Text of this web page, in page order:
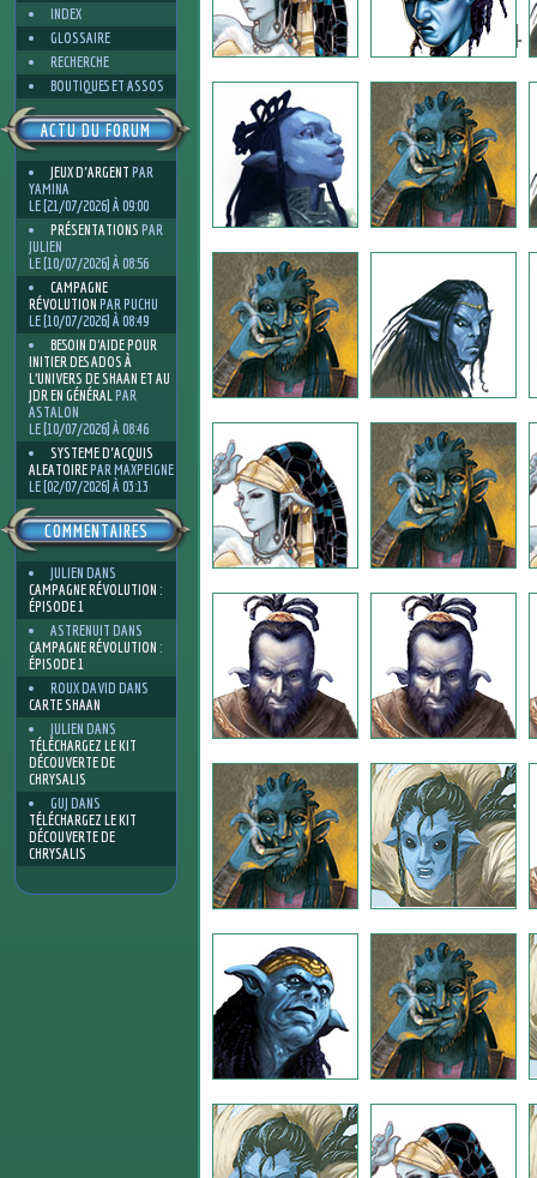
INDEX
GLOSSAIRE
RECHERCHE
BOUTIQUES ET ASSOS
ACTU DU FORUM
JEUX D'ARGENT PAR
YAMINA
LE [21/07/2026] À 09:00
PRÉSENTATIONS PAR
JULIEN
LE [10/07/2026] À 08:56
CAMPAGNE
RÉVOLUTION PAR PUCHU
LE [10/07/2026] À 08:49
BESOIN D’AIDE POUR
INITIER DES ADOS À
L’UNIVERS DE SHAAN ET AU
JDR EN GÉNÉRALPAR
ASTALON
LE [10/07/2026] À 08:46
SYSTEME D'ACQUIS
ALEATOIREPAR MAXPEIGNE
LE [02/07/2026] À 03:13
COMMENTAIRES
JULIEN DANS
CAMPAGNE RÉVOLUTION :
ÉPISODE 1
ASTRENUIT DANS
CAMPAGNE RÉVOLUTION :
ÉPISODE 1
ROUX DAVID DANS
CARTE SHAAN
JULIEN DANS
TÉLÉCHARGEZ LE KIT
DÉCOUVERTE DE
CHRYSALIS
GUJ DANS
TÉLÉCHARGEZ LE KIT
DÉCOUVERTE DE
CHRYSALIS
4